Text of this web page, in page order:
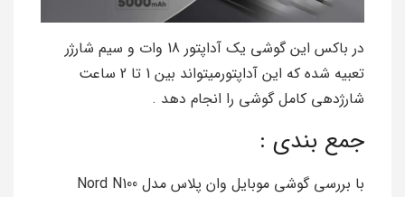
در باکس این گوشی یک آداپتور 18 وات و سیم شارژر
تعبیه شده که این آداپتورمیتواند بین 1 تا 2 ساعت
شارژدهی کامل گوشی را انجام دهد .
جمع بندی :
با بررسی گوشی موبایل وان پلاس مدل Nord N100